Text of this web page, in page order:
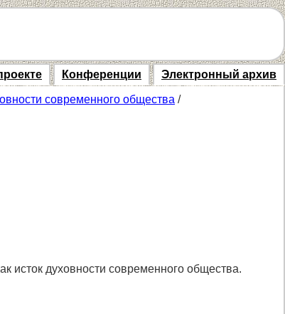
Конференции Электронный архив
современного общества /
исток духовности современного общества.